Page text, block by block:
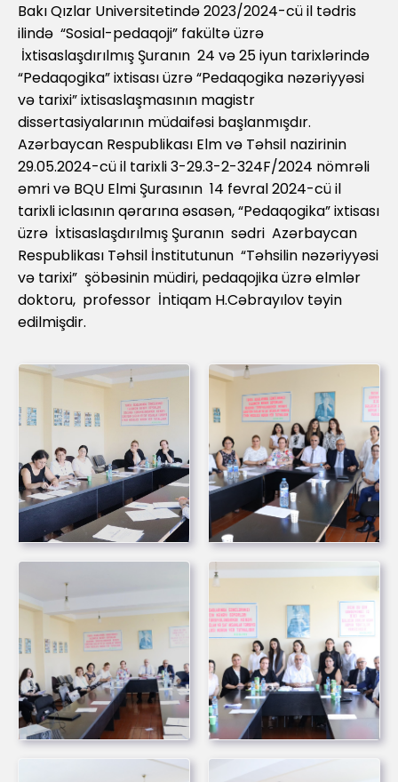
Bakı Qızlar Universitetində 2023/2024-cü il tədris
ilində “Sosial-pedaqoji” fakültə üzrə
İxtisaslaşdırılmış Şuranın 24 və 25 iyun tarixlərində
“Pedaqogika” ixtisası üzrə “Pedaqogika nəzəriyyəsi
və tarixi” ixtisaslaşmasının magistr
dissertasiyalarının müdaifəsi başlanmışdır.
Azərbaycan Respublikası Elm və Təhsil nazirinin
29.05.2024-cü il tarixli 3-29.3-2-324F/2024 nömrəli
əmri və BQU Elmi Şurasının 14 fevral 2024-cü il
tarixli iclasının qərarına əsasən, “Pedaqogika” ixtisası
üzrə İxtisaslaşdırılmış Şuranın sədri Azərbaycan
Respublikası Təhsil İnstitutunun “Təhsilin nəzəriyyəsi
və tarixi” şöbəsinin müdiri, pedaqojika üzrə elmlər
doktoru, professor İntiqam H.Cəbrayılov təyin
edilmişdir.